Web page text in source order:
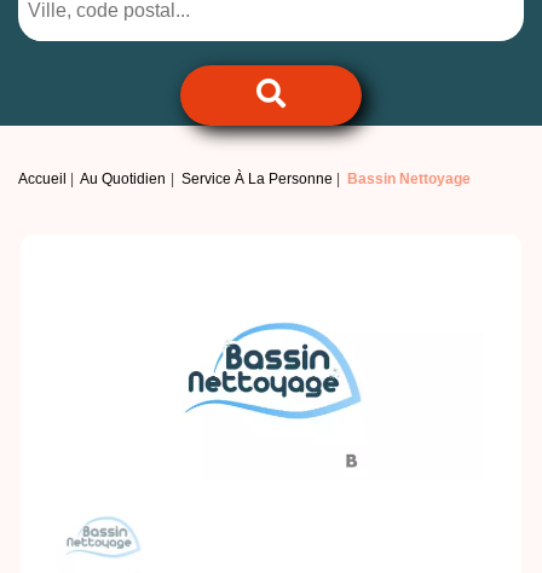
Accueil Au Quotidien Service À La Personne Bassin Nettoyage